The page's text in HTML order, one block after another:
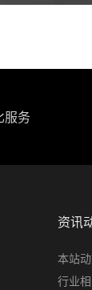
服务
资讯
本站
行业